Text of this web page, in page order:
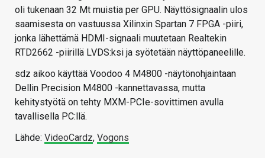
oli tukenaan 32 Mt muistia per GPU. Näyttösignaalin ulos
saamisesta on vastuussa Xilinxin Spartan 7 FPGA -piiri,
jonka lähettämä HDMI-signaali muutetaan Realtekin
RTD2662 -piirillä LVDS:ksi ja syötetään näyttöpaneelille.
sdz aikoo käyttää Voodoo 4 M4800 -näytönohjaintaan
Dellin Precision M4800 -kannettavassa, mutta
kehitystyötä on tehty MXM-PCIe-sovittimen avulla
tavallisella PC:llä.
Lähde: VideoCardz, Vogons